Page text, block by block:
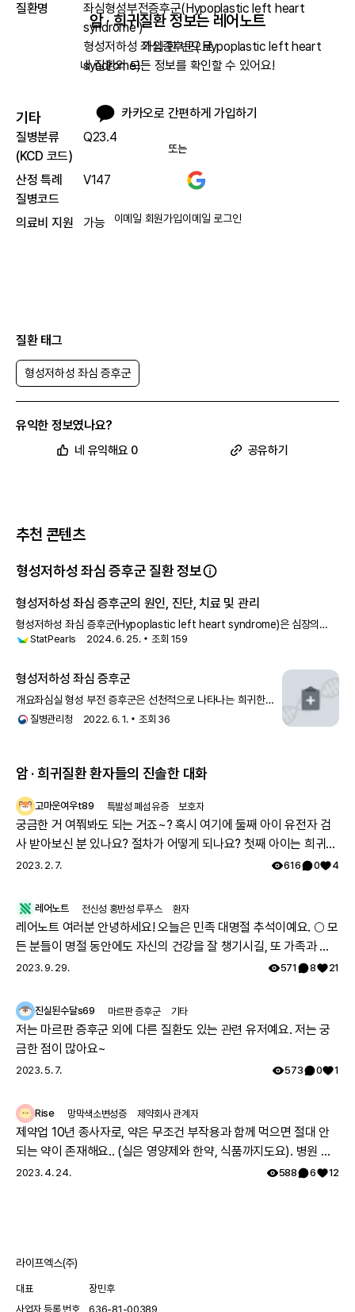
질환명
좌심형성부전증후군(Hypoplastic left heart
syndrome )
형성저하성 좌심증후군( Hypoplastic left heart
syndrome)
기타
질병분류
(KCD 코드)
Q23.4
산정 특례
질병코드
V147
의료비 지원 가능
암 · 희귀질환 정보는 레어노트
가입 한 번으로
내 질환의 모든 정보를 확인할 수 있어요!
카카오로 간편하게 가입하기
또는
이메일 회원가입이메일 로그인
질환 태그
형성저하성 좌심 증후군
유익한 정보였나요?
네 유익해요 0 공유하기
추천 콘텐츠
형성저하성 좌심 증후군 질환 정보
형성저하성 좌심 증후군의 원인, 진단, 치료 및 관리
형성저하성 좌심 증후군(Hypoplastic left heart syndrome)은 심장의
좌측 구조(승모판, 좌심실, 대동맥판, 상행 대동맥,
StatPearls 2024. 6. 25. 조회 159
형성저하성 좌심 증후군
개요좌심실 형성 부전 증후군은 선천적으로 나타나는 희귀한
심장 기형 중 하나입니다.정상적인 심장은 네 개의 방을 가지고
질병관리청 2022. 6. 1. 조회 36
암 · 희귀질환 환자들의 진솔한 대화
고마운여우t89 특발성 폐섬유증 보호자
궁금한 거 여쭤봐도 되는 거죠~? 혹시 여기에 둘째 아이 유전자 검
사 받아보신 분 있나요? 절차가 어떻게 되나요? 첫째 아이는 희귀질
환 진단받았고, 당시에 애기 아빠랑 저랑 유전자 검사했는데 돌연변
걱정스러워서리.. 다들 몇주차에 무슨 검사하셨나요? 도움 좀 주심
감사하겠습니다.
2023. 2. 7. 616 0 4
레어노트 전신성 홍반성 루푸스 환자
레어노트 여러분 안녕하세요! 오늘은 민족 대명절 추석이예요. 🌕 모
든 분들이 명절 동안에도 자신의 건강을 잘 챙기시길, 또 가족과 함
께 따뜻하고 행복한 시간 보내시길 레어노트팀이 기원하겠습니다!
2023. 9. 29. 571 8 21
진실된수달s69 마르판 증후군 기타
저는 마르판 증후군 외에 다른 질환도 있는 관련 유저예요. 저는 궁
금한 점이 많아요~
2023. 5. 7. 573 0 1
Rise 망막색소변성증 제약회사 관계자
제약업 10년 종사자로, 약은 무조건 부작용과 함께 먹으면 절대 안
되는 약이 존재해요.. (실은 영양제와 한약, 식품까지도요). 병원 여
러과를 도시면서 진료과에서 따로따로 치료약을 처방하는데, 의료
가장많아요~! 제약사 홈페이지에 가시면 정보를 확인하실 수 있고
제약사에 따로 medical informatics (MI) 대응 부서가 있어 전화,
이메일등으로 물어보실 수 있어요! 또 안전성 데이터를 수집하고 식
2023. 4. 24. 588 6 12
라이프엑스(주)
대표
장민후
사업자 등록 번호
636-81-00389